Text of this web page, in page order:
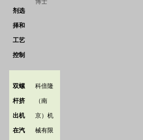
剂选
择和
工艺
控制
博士
双螺
杆挤
出机
在汽
科倍隆
（南
京）机
械有限